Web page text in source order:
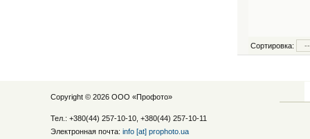
Сортировка:
Copyright © 2026 ООО «Профото»
Тел.: +380(44) 257-10-10, +380(44) 257-10-11
Электронная почта: info [at] prophoto.ua